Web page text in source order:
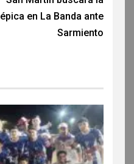
épica en La Banda ante
Sarmiento